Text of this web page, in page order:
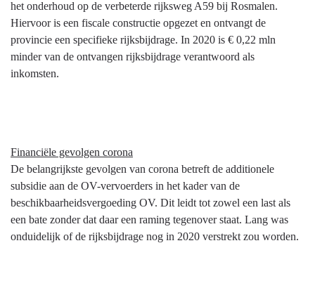
het onderhoud op de verbeterde rijksweg A59 bij Rosmalen.
Hiervoor is een fiscale constructie opgezet en ontvangt de
provincie een specifieke rijksbijdrage. In 2020 is € 0,22 mln
minder van de ontvangen rijksbijdrage verantwoord als
inkomsten.
Financiële gevolgen corona
De belangrijkste gevolgen van corona betreft de additionele
subsidie aan de OV-vervoerders in het kader van de
beschikbaarheidsvergoeding OV. Dit leidt tot zowel een last als
een bate zonder dat daar een raming tegenover staat. Lang was
onduidelijk of de rijksbijdrage nog in 2020 verstrekt zou worden.